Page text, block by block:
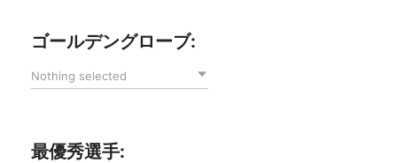
ゴールデングローブ:
Nothing selected
最優秀選手: